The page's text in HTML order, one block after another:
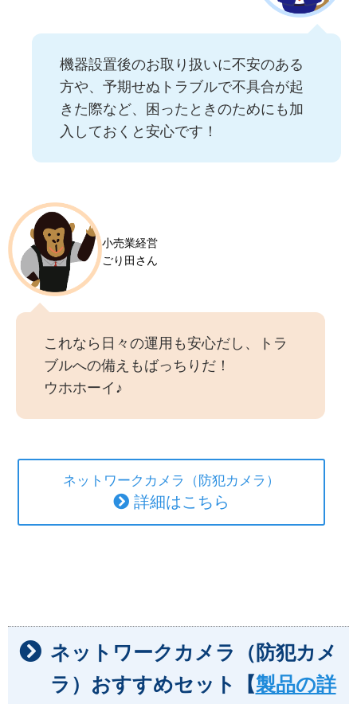
機器設置後のお取り扱いに不安のある
方や、予期せぬトラブルで不具合が起
きた際など、困ったときのためにも加
入しておくと安心です！
小売業経営
ごり田さん
これなら日々の運用も安心だし、トラ
ブルへの備えもばっちりだ！
ウホホーイ♪
ネットワークカメラ（防犯カメラ）
詳細はこちら
ネットワークカメラ（防犯カメ
ラ）おすすめセット【製品の詳